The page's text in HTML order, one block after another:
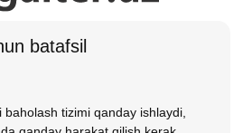
batafsil
baholash tizimi qanday ishlaydi,